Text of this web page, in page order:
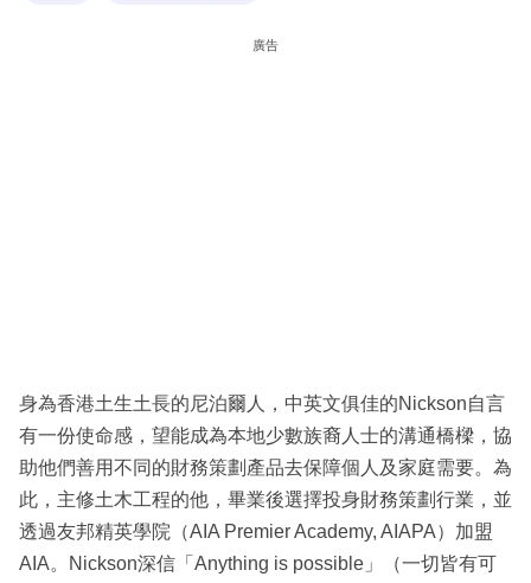
區
廣告
身為香港土生土長的尼泊爾人，中英文俱佳的Nickson自言
有一份使命感，望能成為本地少數族裔人士的溝通橋樑，協
助他們善用不同的財務策劃產品去保障個人及家庭需要。為
此，主修土木工程的他，畢業後選擇投身財務策劃行業，並
透過友邦精英學院（AIA Premier Academy, AIAPA）加盟
AIA。Nickson深信「Anything is possible」（一切皆有可